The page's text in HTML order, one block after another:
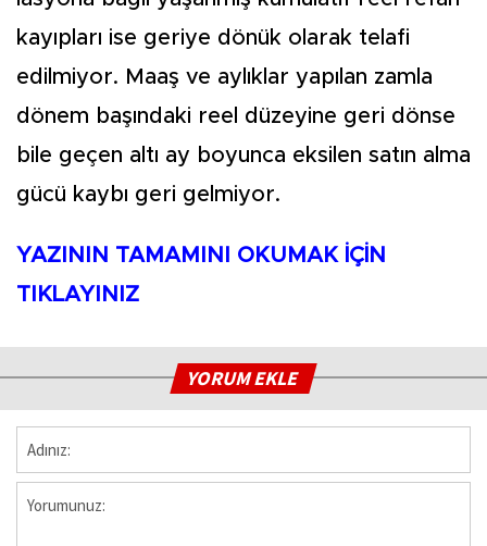
kayıpları ise ge­riye dönük olarak telafi
edilmi­yor. Maaş ve aylıklar yapılan zamla
dönem başındaki reel düzeyine geri dönse
bile geçen altı ay boyunca eksilen satın alma
gücü kaybı geri gelmiyor.
YAZININ TAMAMINI OKUMAK İÇİN
TIKLAYINIZ
YORUM EKLE